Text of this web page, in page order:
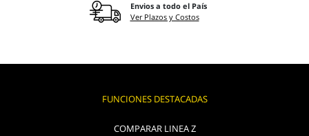
Envios a todo el País
Ver Plazos y Costos
FUNCIONES DESTACADAS
COMPARAR LINEA Z